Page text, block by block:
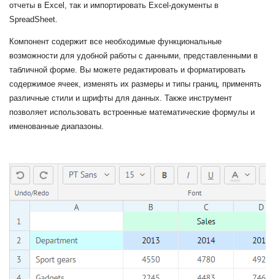
отчеты в Excel, так и импортировать Excel-документы в
SpreadSheet.
Компонент содержит все необходимые функциональные
возможности для удобной работы с данными, представленными в
табличной форме. Вы можете редактировать и форматировать
содержимое ячеек, изменять их размеры и типы границ, применять
различные стили и шрифты для данных. Также инструмент
позволяет использовать встроенные математические формулы и
именованные диапазоны.